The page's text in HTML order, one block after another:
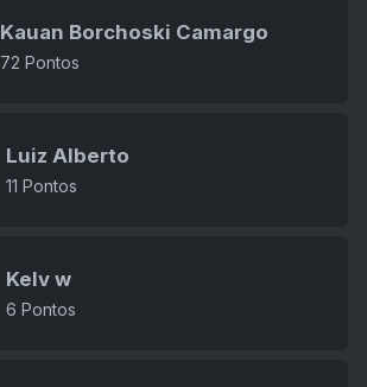
Kauan Borchoski Camargo
72 Pontos
Luiz Alberto
11 Pontos
Kelv w
6 Pontos